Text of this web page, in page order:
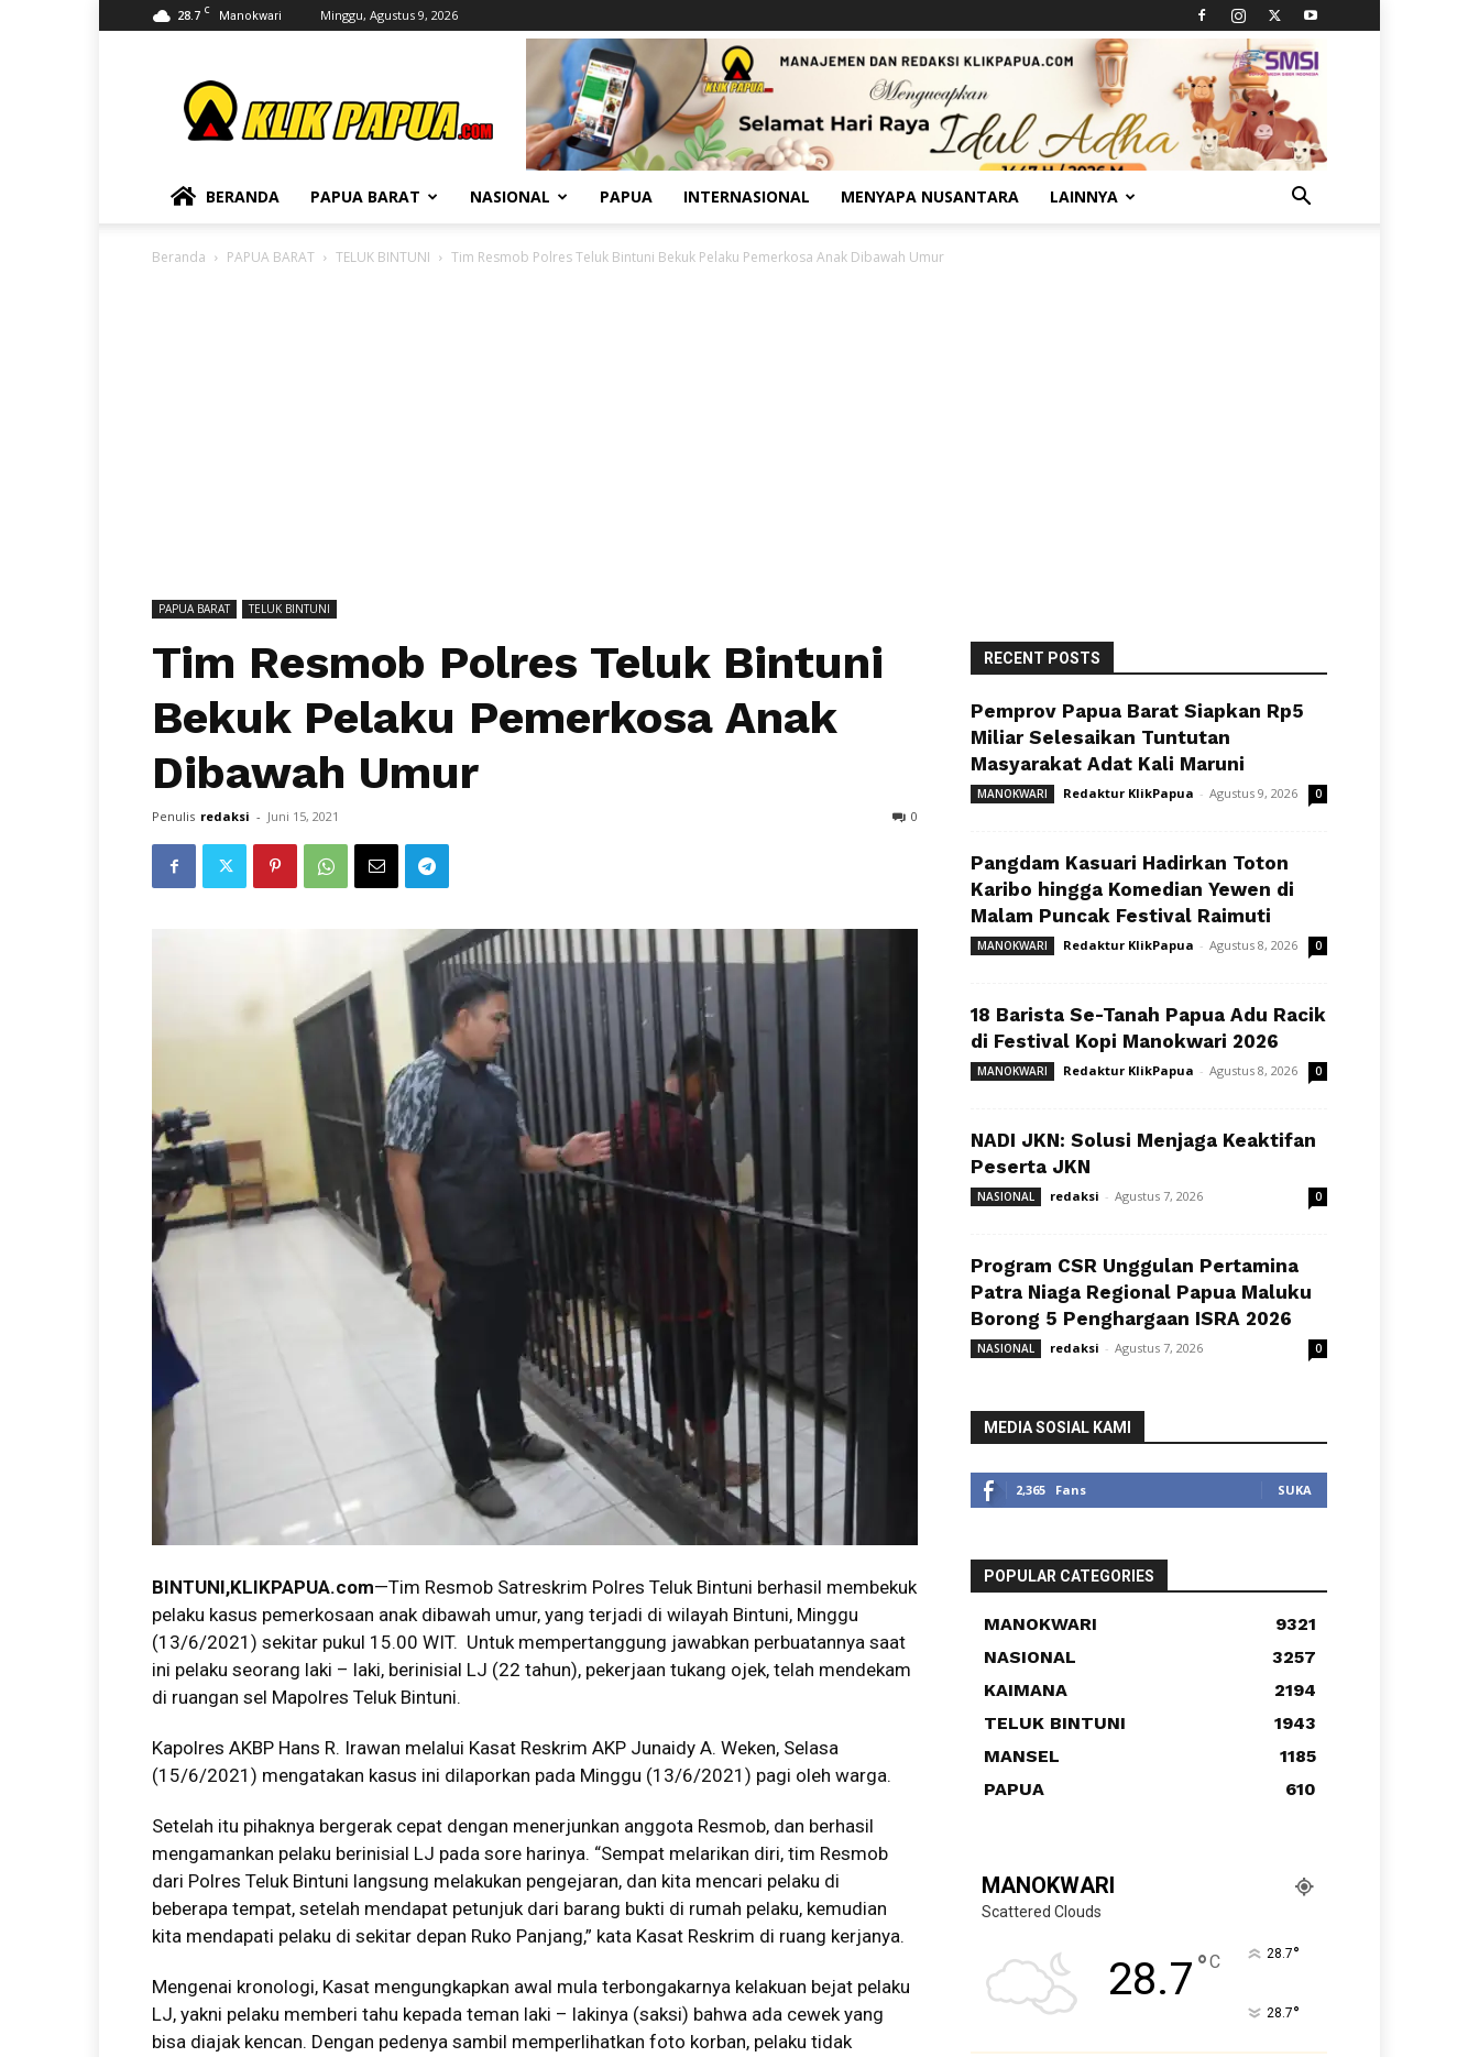
28.7 C Manokwari Minggu, Agustus 9, 2026
BERANDA PAPUA BARAT NASIONAL PAPUA INTERNASIONAL MENYAPA NUSANTARA LAINNYA
Beranda PAPUA BARAT TELUK BINTUNI Tim Resmob Polres Teluk Bintuni Bekuk Pelaku Pemerkosa Anak Dibawah Umur
PAPUA BARAT TELUK BINTUNI
Tim Resmob Polres Teluk Bintuni
Bekuk Pelaku Pemerkosa Anak
Dibawah Umur
Penulis redaksi - Juni 15, 2021 0
BINTUNI,KLIKPAPUA.com—Tim Resmob Satreskrim Polres Teluk Bintuni berhasil membekuk
pelaku kasus pemerkosaan anak dibawah umur, yang terjadi di wilayah Bintuni, Minggu
(13/6/2021) sekitar pukul 15.00 WIT. Untuk mempertanggung jawabkan perbuatannya saat
ini pelaku seorang laki – laki, berinisial LJ (22 tahun), pekerjaan tukang ojek, telah mendekam
di ruangan sel Mapolres Teluk Bintuni.
Kapolres AKBP Hans R. Irawan melalui Kasat Reskrim AKP Junaidy A. Weken, Selasa
(15/6/2021) mengatakan kasus ini dilaporkan pada Minggu (13/6/2021) pagi oleh warga.
Setelah itu pihaknya bergerak cepat dengan menerjunkan anggota Resmob, dan berhasil
mengamankan pelaku berinisial LJ pada sore harinya. “Sempat melarikan diri, tim Resmob
dari Polres Teluk Bintuni langsung melakukan pengejaran, dan kita mencari pelaku di
beberapa tempat, setelah mendapat petunjuk dari barang bukti di rumah pelaku, kemudian
kita mendapati pelaku di sekitar depan Ruko Panjang,” kata Kasat Reskrim di ruang kerjanya.
Mengenai kronologi, Kasat mengungkapkan awal mula terbongakarnya kelakuan bejat pelaku
LJ, yakni pelaku memberi tahu kepada teman laki – lakinya (saksi) bahwa ada cewek yang
bisa diajak kencan. Dengan pedenya sambil memperlihatkan foto korban, pelaku tidak
RECENT POSTS
Pemprov Papua Barat Siapkan Rp5
Miliar Selesaikan Tuntutan
Masyarakat Adat Kali Maruni
MANOKWARI Redaktur KlikPapua - Agustus 9, 2026 0
Pangdam Kasuari Hadirkan Toton
Karibo hingga Komedian Yewen di
Malam Puncak Festival Raimuti
MANOKWARI Redaktur KlikPapua - Agustus 8, 2026 0
18 Barista Se-Tanah Papua Adu Racik
di Festival Kopi Manokwari 2026
MANOKWARI Redaktur KlikPapua - Agustus 8, 2026 0
NADI JKN: Solusi Menjaga Keaktifan
Peserta JKN
NASIONAL redaksi - Agustus 7, 2026 0
Program CSR Unggulan Pertamina
Patra Niaga Regional Papua Maluku
Borong 5 Penghargaan ISRA 2026
NASIONAL redaksi - Agustus 7, 2026 0
MEDIA SOSIAL KAMI
2,365 Fans SUKA
POPULAR CATEGORIES
MANOKWARI
9321
NASIONAL
3257
KAIMANA
2194
TELUK BINTUNI
1943
MANSEL
1185
PAPUA
610
MANOKWARI
Scattered Clouds
28.7°C 28.7°
28.7°